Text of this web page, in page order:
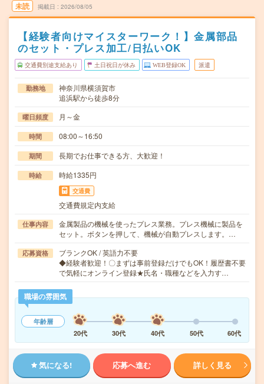
未読 掲載日 2026/08/05
【経験者向けマイスターワーク！】金属部品
のセット・プレス加工/日払いOK
交通費別途支給あり 土日祝日が休み WEB登録OK 派遣
勤務地
神奈川県横須賀市
追浜駅から徒歩8分
曜日頻度 月～金
時間 08:00～16:50
期間 長期でお仕事できる方、大歓迎！
時給 時給1335円
交通費
交通費規定内支給
仕事内容
金属製品の機械を使ったプレス業務。プレス機械に製品を
セット。ボタンを押して、機械が自動プレスします。…
応募資格
ブランクOK / 英語力不要
◆経験者歓迎！〇まずは事前登録だけでもOK！履歴書不要
で気軽にオンライン登録★氏名・職種などを入力す…
職場の雰囲気
年齢層
20代
30代 40代 50代 60代
気になる! 応募へ進む 詳しく見る